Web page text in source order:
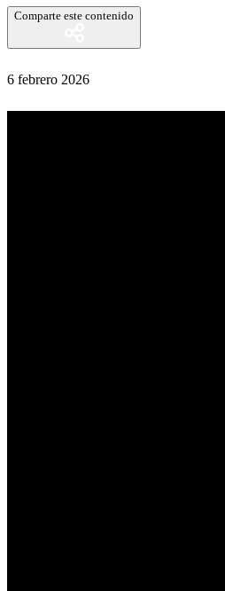
Comparte este contenido
6 febrero 2026